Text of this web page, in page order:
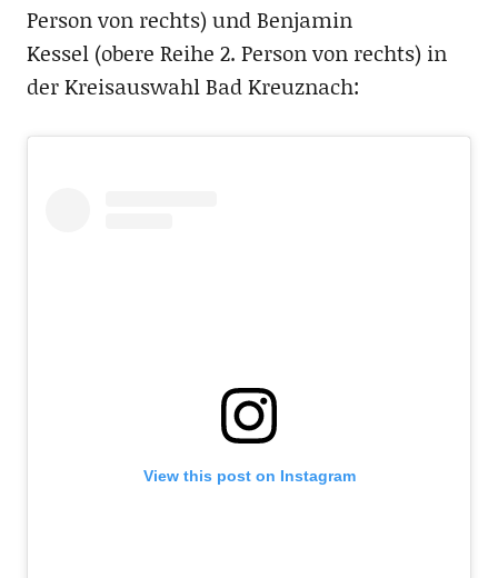
Person von rechts) und Benjamin
Kessel (obere Reihe 2. Person von rechts) in
der Kreisauswahl Bad Kreuznach:
View this post on Instagram